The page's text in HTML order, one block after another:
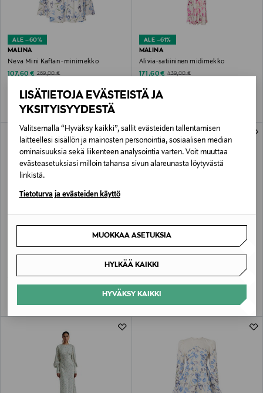
LISÄTIETOJA EVÄSTEISTÄ JA
YKSITYISYYDESTÄ
Valitsemalla “Hyväksy kaikki”, sallit evästeiden tallentamisen
laitteellesi sisällön ja mainosten personointia, sosiaalisen median
ominaisuuksia sekä liikenteen analysointia varten. Voit muuttaa
evästeasetuksiasi milloin tahansa sivun alareunasta löytyvästä
linkistä.
Tietoturva ja evästeiden käyttö
MUOKKAA ASETUKSIA
HYLKÄÄ KAIKKI
HYVÄKSY KAIKKI
ALE –60%
MALINA
Neva Mini Kaftan -minimekko
Discounted Price
107,60 € Original Price
269,00 €
ALE –61%
MALINA
Alivia-satiininen midimekko
Discounted Price
171,60 € Original Price
439,00 €
MALINA
Leontine Pouf Sleeve -röyhelöllinen
Original Price
439,00 €
ETUKUPONKITUOTE
MALINA
Lune-frillapusero
Original Price
225,00 €